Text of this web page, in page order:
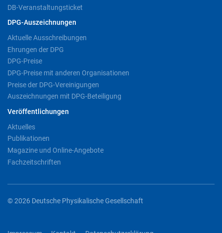
DB-Veranstaltungsticket
DPG-Auszeichnungen
Aktuelle Ausschreibungen
Ehrungen der DPG
DPG-Preise
DPG-Preise mit anderen Organisationen
Preise der DPG-Vereinigungen
Auszeichnungen mit DPG-Beteiligung
Veröffentlichungen
Aktuelles
Publikationen
Magazine und Online-Angebote
Fachzeitschriften
© 2026 Deutsche Physikalische Gesellschaft